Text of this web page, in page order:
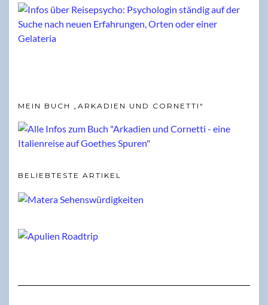
MEIN BUCH „ARKADIEN UND CORNETTI“
BELIEBTESTE ARTIKEL